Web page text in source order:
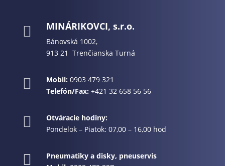
 MINÁRIKOVCI, s.r.o.
Bánovská 1002,
913 21 Trenčianska Turná
 Mobil: 0903 479 321
Telefón/Fax:+421 32 658 56 56

Otváracie hodiny:
Pondelok – Piatok: 07,00 – 16,00 hod

Pneumatiky a disky, pneuservis